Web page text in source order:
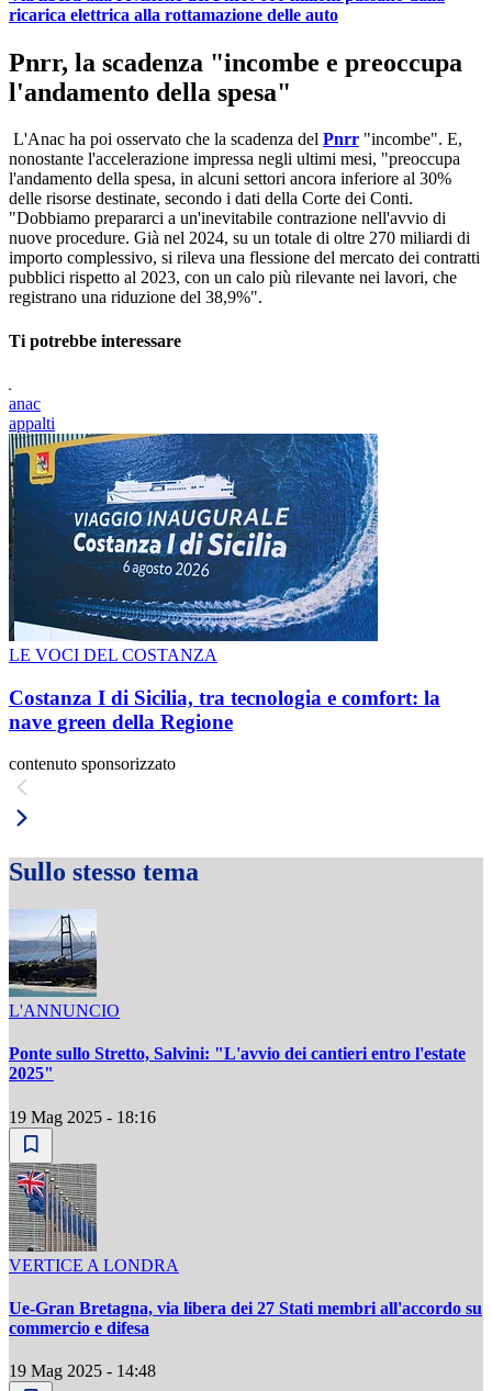
ricarica elettrica alla rottamazione delle auto
Pnrr, la scadenza "incombe e preoccupa
l'andamento della spesa"
L'Anac ha poi osservato che la scadenza del Pnrr "incombe". E,
nonostante l'accelerazione impressa negli ultimi mesi, "preoccupa
l'andamento della spesa, in alcuni settori ancora inferiore al 30%
delle risorse destinate, secondo i dati della Corte dei Conti.
"Dobbiamo prepararci a un'inevitabile contrazione nell'avvio di
nuove procedure. Già nel 2024, su un totale di oltre 270 miliardi di
importo complessivo, si rileva una flessione del mercato dei contratti
pubblici rispetto al 2023, con un calo più rilevante nei lavori, che
registrano una riduzione del 38,9%".
Ti potrebbe interessare
anac
appalti
LE VOCI DEL COSTANZA
Costanza I di Sicilia, tra tecnologia e comfort: la
nave green della Regione
contenuto sponsorizzato
Sullo stesso tema
L'ANNUNCIO
Ponte sullo Stretto, Salvini: "L'avvio dei cantieri entro l'estate
2025"
19 Mag 2025 - 18:16
VERTICE A LONDRA
Ue-Gran Bretagna, via libera dei 27 Stati membri all'accordo su
commercio e difesa
19 Mag 2025 - 14:48